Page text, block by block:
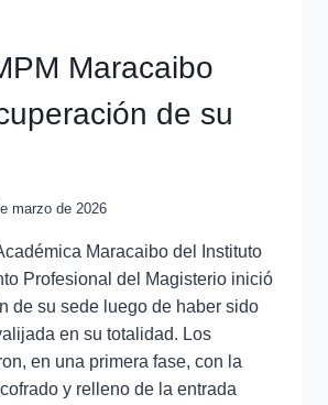
Maracaibo
de su
marzo de 2026
Maracaibo del Instituto
Profesional del Magisterio inició
de su sede luego de haber sido
en su totalidad. Los
en una primera fase, con la
y relleno de la entrada